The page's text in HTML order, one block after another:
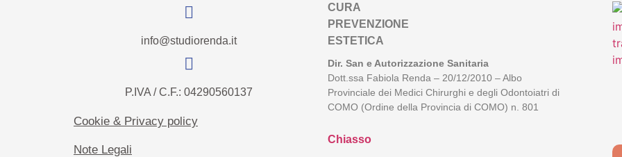
info@studiorenda.it
P.IVA / C.F.: 04290560137
Cookie & Privacy policy
Note Legali
CURA
PREVENZIONE
ESTETICA
Dir. San e Autorizzazione Sanitaria
Dott.ssa Fabiola Renda – 20/12/2010 – Albo
Provinciale dei Medici Chirurghi e degli Odontoiatri di
COMO (Ordine della Provincia di COMO) n. 801
Chiasso